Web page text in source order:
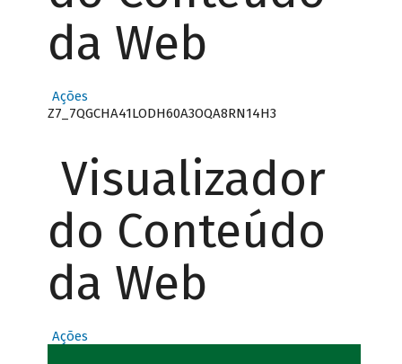
da Web
Ações
Z7_7QGCHA41LODH60A3OQA8RN14H3
Visualizador
do Conteúdo
da Web
Ações